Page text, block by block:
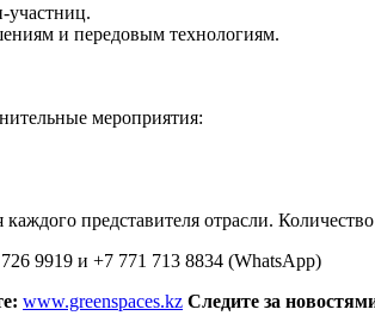
участниц.
и передовым технологиям.
мероприятия:
представителя отрасли.
9919 и +7 771 713 8834 (WhatsApp)
www.greenspaces.kz Следите за